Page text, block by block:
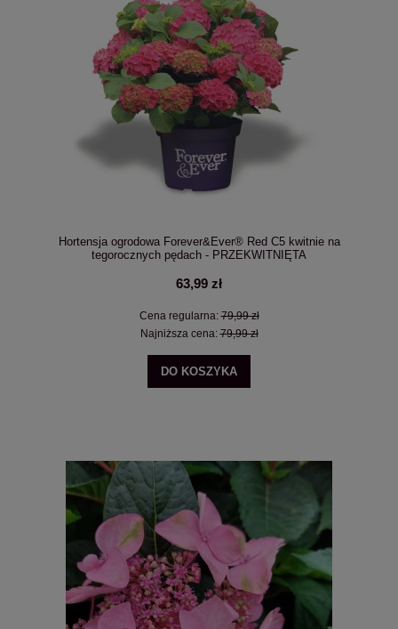
Hortensja ogrodowa Forever&Ever® Red C5 kwitnie na
tegorocznych pędach - PRZEKWITNIĘTA
63,99 zł
Cena regularna:79,99 zł
Najniższa cena:79,99 zł
DO KOSZYKA